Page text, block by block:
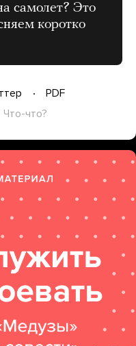
самолет? Это
коротко
PDF
Что-что?